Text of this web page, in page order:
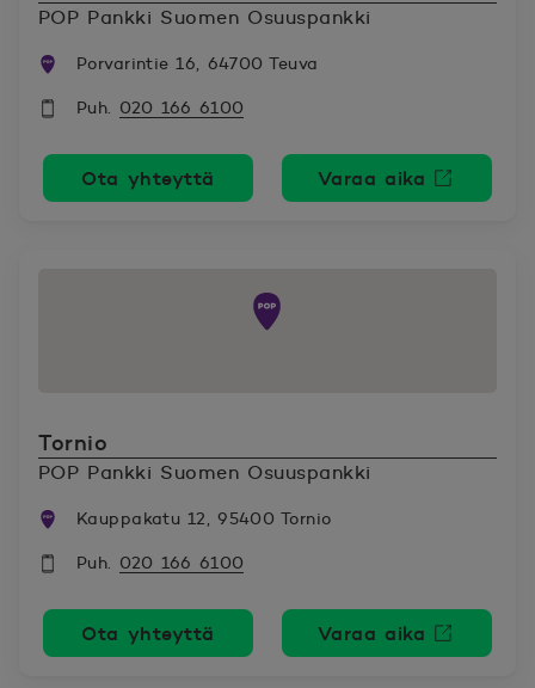
POP Pankki Suomen Osuuspankki
Porvarintie 16, 64700 Teuva
Puh. 020 166 6100
Ota yhteyttä Varaa aika
Avautuu
Tornio
POP Pankki Suomen Osuuspankki
Kauppakatu 12, 95400 Tornio
Puh. 020 166 6100
Ota yhteyttä Varaa aika
Avautuu